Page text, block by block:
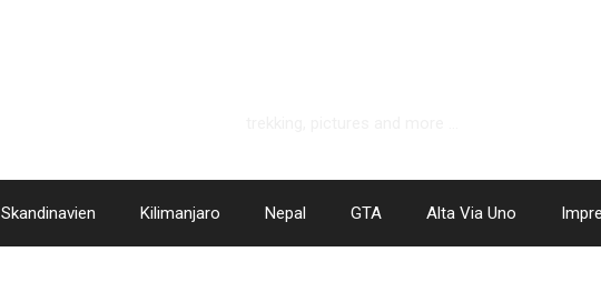
Skandinavien Kilimanjaro Nepal GTA Alta Via Uno